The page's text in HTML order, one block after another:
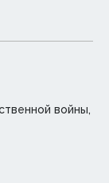
войны,